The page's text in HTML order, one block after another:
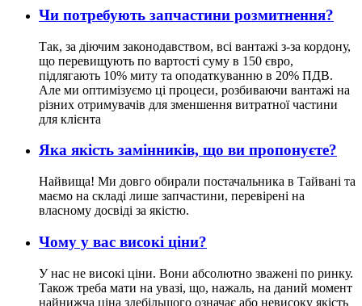
Чи потребують запчастини розмитнення?
Так, за діючим законодавством, всі вантажі з-за кордону,
що перевищують по вартості суму в 150 євро,
підлягають 10% миту та оподаткуванню в 20% ПДВ.
Але ми оптимізуємо ці процеси, розбиваючи вантажі на
різних отримувачів для зменшення витратної частини
для клієнта
Яка якість замінників, що ви пропонуєте?
Найвища! Ми довго обирали постачальника в Тайвані та
маємо на складі лише запчастини, перевірені на
власному досвіді за якістю.
Чому у вас високі ціни?
У нас не високі ціни. Вони абсолютно зважені по ринку.
Також треба мати на увазі, що, нажаль, на даний момент
найнижча ціна здебільшого означає або невисоку якість